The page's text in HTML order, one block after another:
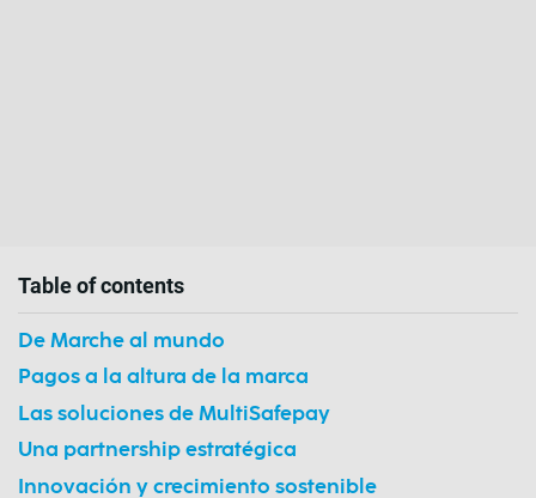
Table of contents
De Marche al mundo
Pagos a la altura de la marca
Las soluciones de MultiSafepay
Una partnership estratégica
Innovación y crecimiento sostenible